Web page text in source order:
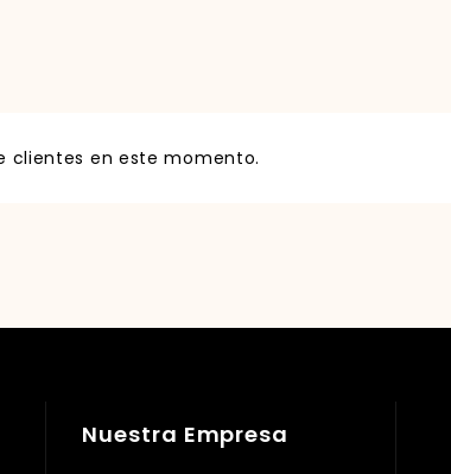
clientes en este momento.
Nuestra Empresa